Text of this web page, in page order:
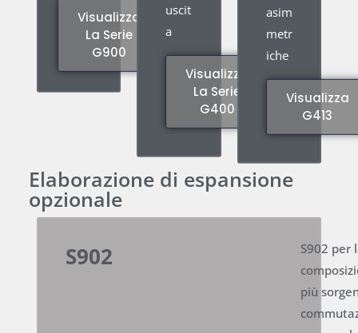
Visualizza
La Serie
G900
uscit
a
Visualizza
La Serie
G400
asim
metr
iche
Visualizza
G413
Elaborazione di espansione
opzionale
S902
S902 per
più